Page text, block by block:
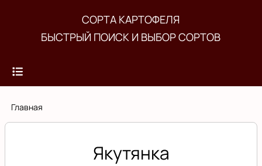
основному
СОРТА КАРТОФЕЛЯ
БЫСТРЫЙ ПОИСК И ВЫБОР СОРТОВ
Строка
Главная
Якутянка